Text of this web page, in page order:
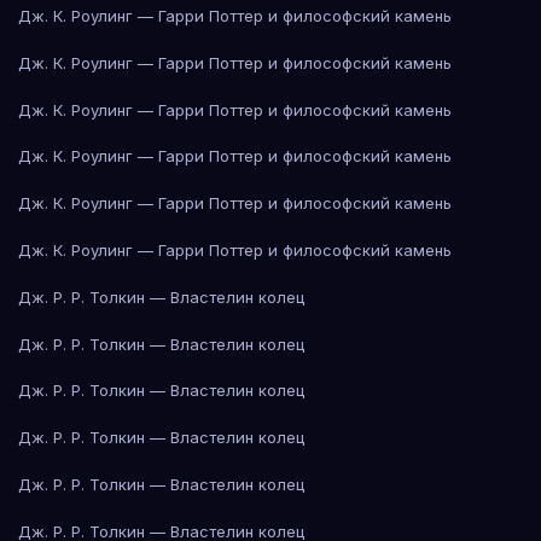
Дж. К. Роулинг — Гарри Поттер и философский камень
Дж. К. Роулинг — Гарри Поттер и философский камень
Дж. К. Роулинг — Гарри Поттер и философский камень
Дж. К. Роулинг — Гарри Поттер и философский камень
Дж. К. Роулинг — Гарри Поттер и философский камень
Дж. К. Роулинг — Гарри Поттер и философский камень
Дж. Р. Р. Толкин — Властелин колец
Дж. Р. Р. Толкин — Властелин колец
Дж. Р. Р. Толкин — Властелин колец
Дж. Р. Р. Толкин — Властелин колец
Дж. Р. Р. Толкин — Властелин колец
Дж. Р. Р. Толкин — Властелин колец